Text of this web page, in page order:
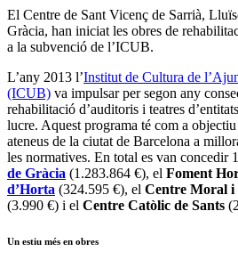
El Centre de Sant Vicenç de Sarrià,
Gràcia, han iniciat les obres de
a la subvenció de l’ICUB.
L’any 2013 l’Institut de Cultura de
(ICUB) va impulsar per segon any
rehabilitació d’auditoris i teatres
lucre. Aquest programa té com a
ateneus de la ciutat de Barcelona a
les normatives. En total es van concedir
de Gràcia (1.283.864 €), el Foment
d’Horta (324.595 €), el Centre Moral i
(3.990 €) i el Centre Catòlic de Sants
Un estiu més en obres